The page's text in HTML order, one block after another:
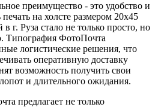
преимущество - это удобство и
печать на холсте размером 20х45
г. Руза стало не только просто, но
Типография ФотоПочта
логистические решения, что
оперативную доставку
возможность получить свои
и длительного ожидания.
предлагает не только